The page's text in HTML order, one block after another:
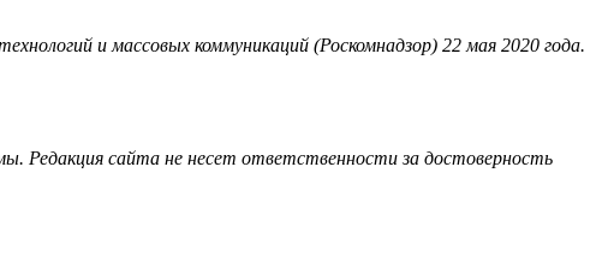
и массовых коммуникаций (Роскомнадзор) 22 мая 2020 года.
Редакция сайта не несет ответственности за достоверность